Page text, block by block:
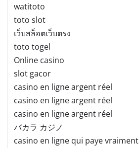
watitoto
toto slot
เว็บสล็อตเว็บตรง
toto togel
Online casino
slot gacor
casino en ligne argent réel
casino en ligne argent réel
casino en ligne argent réel
バカラ カジノ
casino en ligne qui paye vraiment